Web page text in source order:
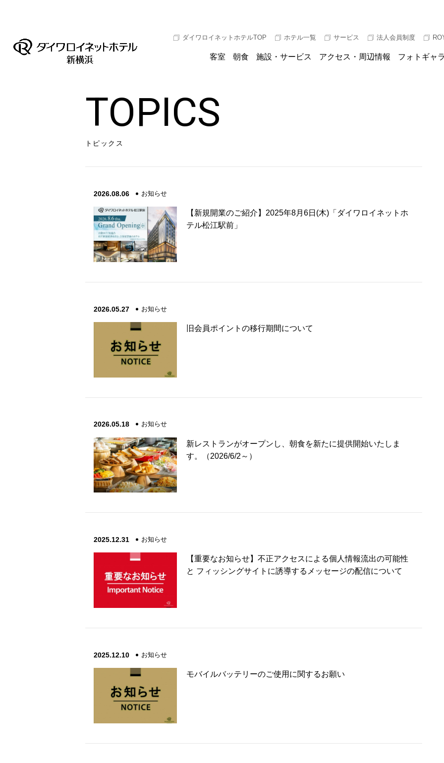
ダイワロイネットホテルTOP ホテル一覧 サービス 法人会員制度
客室 朝食 施設・サービス アクセス・周辺情報 フォトギャ
TOPICS
トピックス
2026.08.06 お知らせ
【新規開業のご紹介】2025年8月6日(木)「ダイワロイネットホ
テル松江駅前」
2026.05.27 お知らせ
旧会員ポイントの移行期間について
2026.05.18 お知らせ
新レストランがオープンし、朝食を新たに提供開始いたしま
す。（2026/6/2～）
2025.12.31 お知らせ
【重要なお知らせ】不正アクセスによる個人情報流出の可能性
と フィッシングサイトに誘導するメッセージの配信について
2025.12.10 お知らせ
モバイルバッテリーのご使用に関するお願い